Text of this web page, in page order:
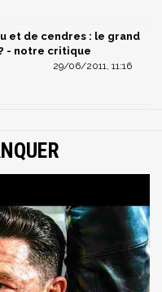
et de cendres : le grand
- notre critique
29/06/2011, 11:16